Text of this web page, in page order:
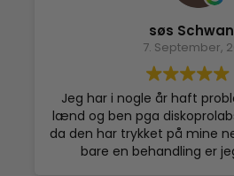
søs
7. September,
Jeg har i nogle år haft
lænd og ben pga
da den har trykket på mine
bare en behandling er